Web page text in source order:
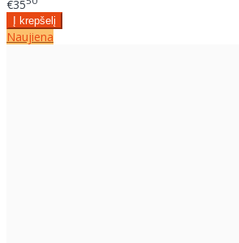
€35
Naujiena